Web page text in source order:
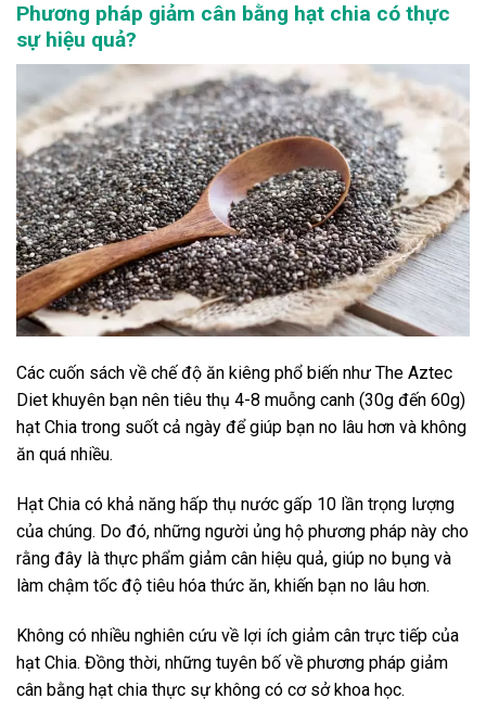
Phương pháp giảm cân bằng hạt chia có thực
sự hiệu quả?
Các cuốn sách về chế độ ăn kiêng phổ biến như The Aztec
Diet khuyên bạn nên tiêu thụ 4-8 muỗng canh (30g đến 60g)
hạt Chia trong suốt cả ngày để giúp bạn no lâu hơn và không
ăn quá nhiều.
Hạt Chia có khả năng hấp thụ nước gấp 10 lần trọng lượng
của chúng. Do đó, những người ủng hộ phương pháp này cho
rằng đây là thực phẩm giảm cân hiệu quả, giúp no bụng và
làm chậm tốc độ tiêu hóa thức ăn, khiến bạn no lâu hơn.
Không có nhiều nghiên cứu về lợi ích giảm cân trực tiếp của
hạt Chia. Đồng thời, những tuyên bố về phương pháp giảm
cân bằng hạt chia thực sự không có cơ sở khoa học.